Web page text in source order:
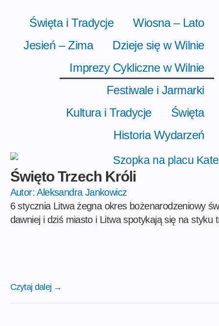
Święta i Tradycje
Wiosna – Lato
Jesień – Zima
Dzieje się w Wilnie
Imprezy Cykliczne w Wilnie
Festiwale i Jarmarki
Kultura i Tradycje
Święta
Historia Wydarzeń
Święto Trzech Króli
Autor: Aleksandra Jankowicz
6 stycznia Litwa żegna okres bożenarodzeniowy
dawniej i dziś miasto i Litwa spotykają się na styku
Czytaj dalej →